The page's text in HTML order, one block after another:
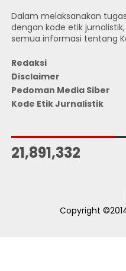
Dalam melaksanakan
dengan kode etik
semua informasi tentang
Redaksi
Disclaimer
Pedoman Media Siber
Kode Etik Jurnalistik
21,891,332
Copyright